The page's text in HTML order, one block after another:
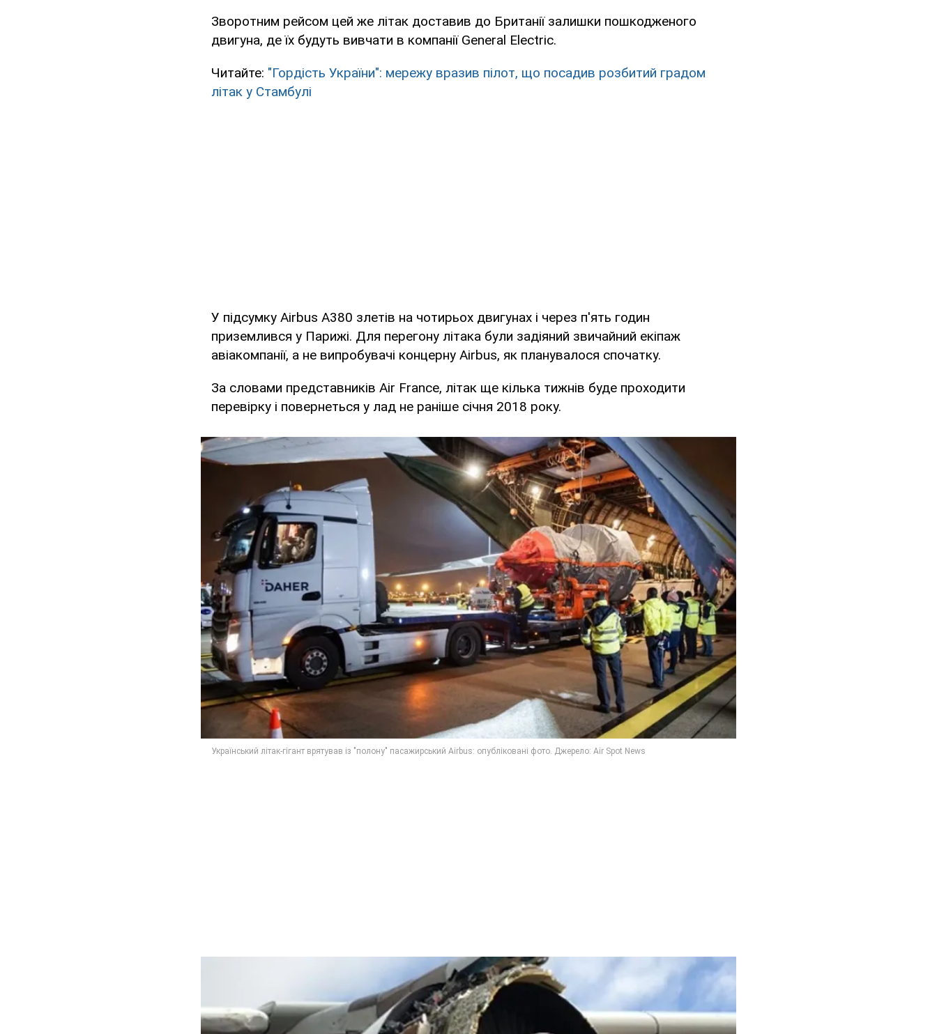
Зворотним рейсом цей же літак доставив до Британії залишки пошкодженого
двигуна, де їх будуть вивчати в компанії General Electric.
Читайте: "Гордість України": мережу вразив пілот, що посадив розбитий градом
літак у Стамбулі
У підсумку Airbus А380 злетів на чотирьох двигунах і через п'ять годин
приземлився у Парижі. Для перегону літака були задіяний звичайний екіпаж
авіакомпанії, а не випробувачі концерну Airbus, як планувалося спочатку.
За словами представників Air France, літак ще кілька тижнів буде проходити
перевірку і повернеться у лад не раніше січня 2018 року.